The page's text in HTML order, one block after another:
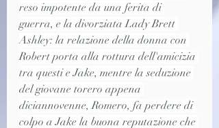
reso impotente da una ferita di
guerra, e la divorziata Lady Brett
Ashley: la relazione della donna con
Robert porta alla rottura dell'amicizia
tra questi e Jake, mentre la seduzione
del giovane torero appena
diciannovenne, Romero, fa perdere di
colpo a Jake la buona reputazione che